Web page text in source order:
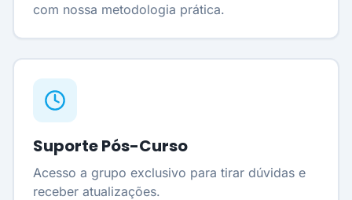
com nossa metodologia prática.
Suporte Pós-Curso
Acesso a grupo exclusivo para tirar dúvidas e
receber atualizações.